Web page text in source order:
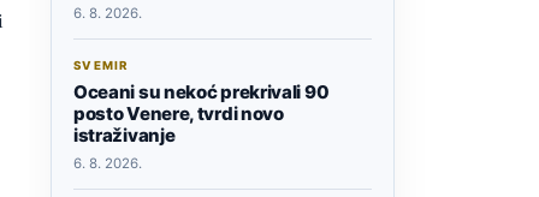
6. 8. 2026.
SVEMIR
Oceani su nekoć prekrivali 90
posto Venere, tvrdi novo
istraživanje
6. 8. 2026.